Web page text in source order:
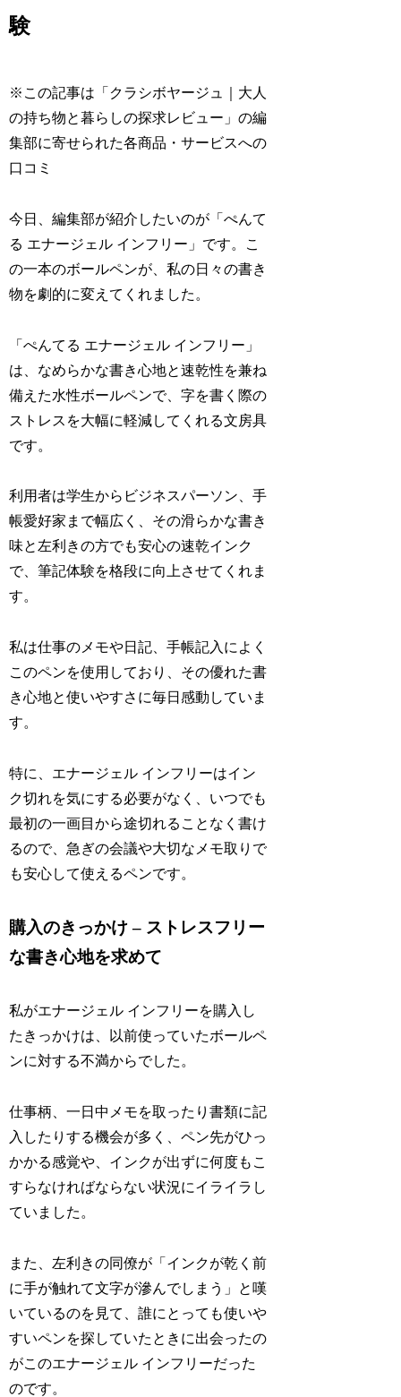
験
※この記事は「クラシボヤージュ｜大人
の持ち物と暮らしの探求レビュー」の編
集部に寄せられた各商品・サービスへの
口コミ
今日、編集部が紹介したいのが「ぺんて
る エナージェル インフリー」です。こ
の一本のボールペンが、私の日々の書き
物を劇的に変えてくれました。
「ぺんてる エナージェル インフリー」
は、なめらかな書き心地と速乾性を兼ね
備えた水性ボールペンで、字を書く際の
ストレスを大幅に軽減してくれる文房具
です。
利用者は学生からビジネスパーソン、手
帳愛好家まで幅広く、その滑らかな書き
味と左利きの方でも安心の速乾インク
で、筆記体験を格段に向上させてくれま
す。
私は仕事のメモや日記、手帳記入によく
このペンを使用しており、その優れた書
き心地と使いやすさに毎日感動していま
す。
特に、エナージェル インフリーはイン
ク切れを気にする必要がなく、いつでも
最初の一画目から途切れることなく書け
るので、急ぎの会議や大切なメモ取りで
も安心して使えるペンです。
購入のきっかけ – ストレスフリー
な書き心地を求めて
私がエナージェル インフリーを購入し
たきっかけは、以前使っていたボールペ
ンに対する不満からでした。
仕事柄、一日中メモを取ったり書類に記
入したりする機会が多く、ペン先がひっ
かかる感覚や、インクが出ずに何度もこ
すらなければならない状況にイライラし
ていました。
また、左利きの同僚が「インクが乾く前
に手が触れて文字が滲んでしまう」と嘆
いているのを見て、誰にとっても使いや
すいペンを探していたときに出会ったの
がこのエナージェル インフリーだった
のです。